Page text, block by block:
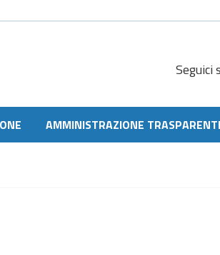
Seguici
AMMINISTRAZIONE